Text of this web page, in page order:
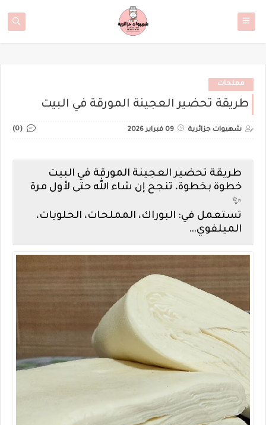
مملحات
طريقة تحضير العجينة المورقة في البيت
شهيوات جزائرية 09 فبراير 2026 (0)
طريقة تحضير العجينة المورقة في البيت
خطوة بخطوة، تنجح إن شاء الله حتى لأول مرة
✨
تستعمل في: البوراك، المملحات، الحلويات،
الميلفوي…